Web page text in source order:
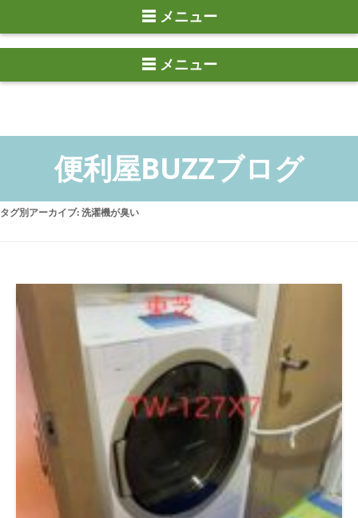
☰ メニュー
タグ別アーカイブ:洗濯機が臭い